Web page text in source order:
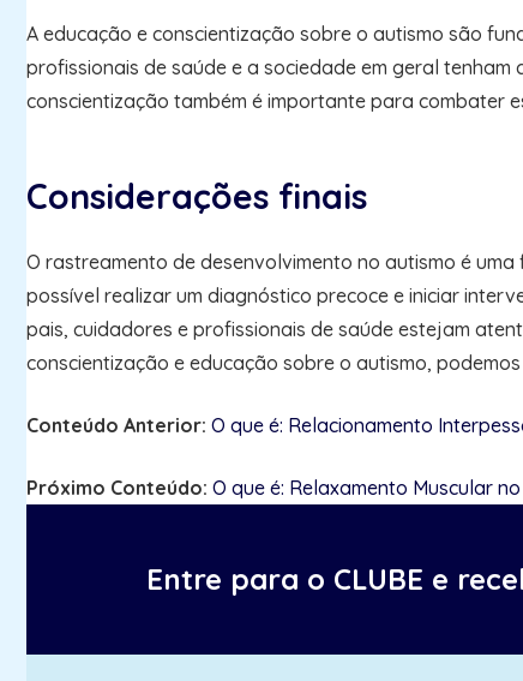
A educação e conscientização sobre o autismo são
profissionais de saúde e a sociedade em geral tenham
conscientização também é importante para combater
Considerações finais
O rastreamento de desenvolvimento no autismo é
possível realizar um diagnóstico precoce e iniciar
pais, cuidadores e profissionais de saúde estejam
conscientização e educação sobre o autismo,
Conteúdo Anterior: O que é: Relacionamento
Próximo Conteúdo: O que é: Relaxamento Muscular
Entre para o CLUBE e